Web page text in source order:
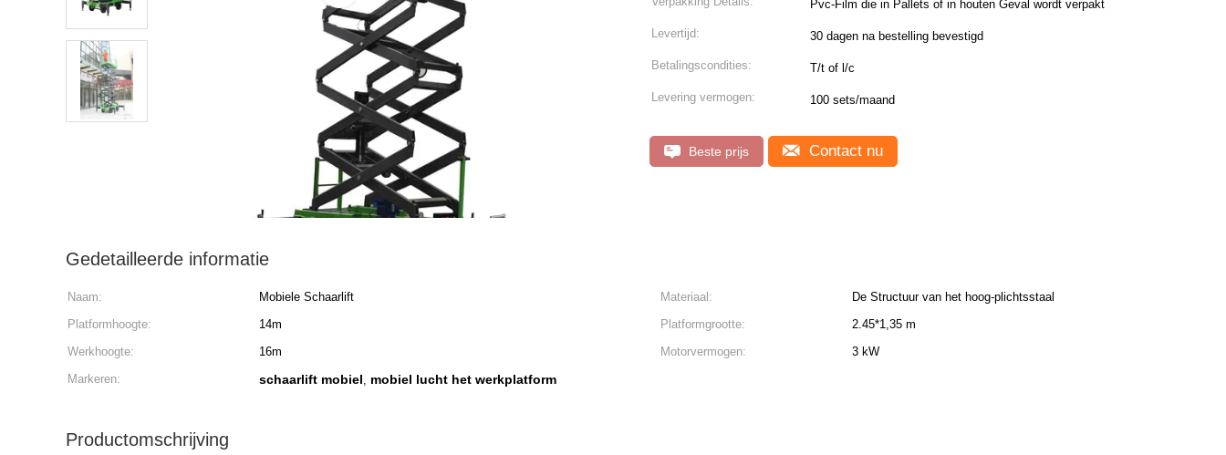
Pvc-Film die in Pallets of in houten Geval wordt verpakt
Levertijd: 30 dagen na bestelling bevestigd
Betalingscondities: T/t of l/c
Levering vermogen: 100 sets/maand
Beste prijs Contact nu
Gedetailleerde informatie
Naam: Mobiele Schaarlift Materiaal:
De Structuur van het hoog-plichtsstaal
Platformhoogte:
14m Platformgrootte:
2.45*1,35 m
Werkhoogte:
16m Motorvermogen:
3 kW
Markeren:
schaarlift mobiel, mobiel lucht het werkplatform
Productomschrijving